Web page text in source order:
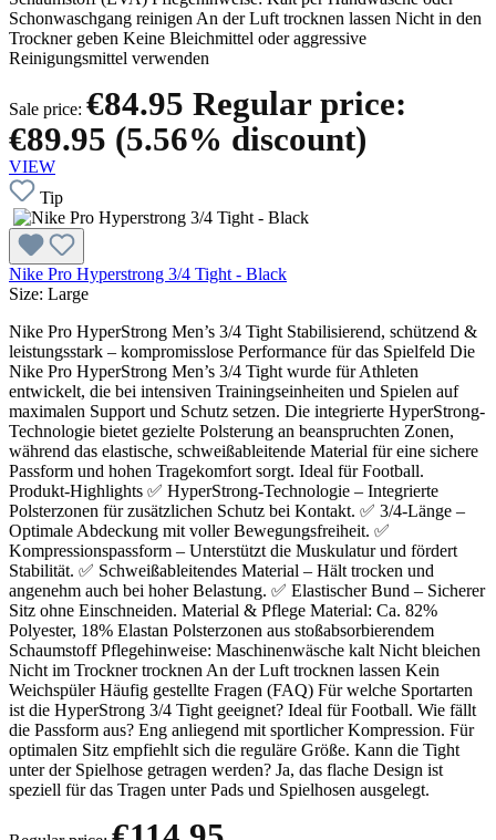
Schonwaschgang reinigen An der Luft trocknen lassen Nicht in den
Trockner geben Keine Bleichmittel oder aggressive
Reinigungsmittel verwenden
Sale price: €84.95 Regular price:
€89.95 (5.56% discount)
VIEW
Tip
Nike Pro Hyperstrong 3/4 Tight - Black
Size: Large
Nike Pro HyperStrong Men’s 3/4 Tight Stabilisierend, schützend &
leistungsstark – kompromisslose Performance für das Spielfeld Die
Nike Pro HyperStrong Men’s 3/4 Tight wurde für Athleten
entwickelt, die bei intensiven Trainingseinheiten und Spielen auf
maximalen Support und Schutz setzen. Die integrierte HyperStrong-
Technologie bietet gezielte Polsterung an beanspruchten Zonen,
während das elastische, schweißableitende Material für eine sichere
Passform und hohen Tragekomfort sorgt. Ideal für Football.
Produkt-Highlights ✅ HyperStrong-Technologie – Integrierte
Polsterzonen für zusätzlichen Schutz bei Kontakt. ✅ 3/4-Länge –
Optimale Abdeckung mit voller Bewegungsfreiheit. ✅
Kompressionspassform – Unterstützt die Muskulatur und fördert
Stabilität. ✅ Schweißableitendes Material – Hält trocken und
angenehm auch bei hoher Belastung. ✅ Elastischer Bund – Sicherer
Sitz ohne Einschneiden. Material & Pflege Material: Ca. 82%
Polyester, 18% Elastan Polsterzonen aus stoßabsorbierendem
Schaumstoff Pflegehinweise: Maschinenwäsche kalt Nicht bleichen
Nicht im Trockner trocknen An der Luft trocknen lassen Kein
Weichspüler Häufig gestellte Fragen (FAQ) Für welche Sportarten
ist die HyperStrong 3/4 Tight geeignet? Ideal für Football. Wie fällt
die Passform aus? Eng anliegend mit sportlicher Kompression. Für
optimalen Sitz empfiehlt sich die reguläre Größe. Kann die Tight
unter der Spielhose getragen werden? Ja, das flache Design ist
speziell für das Tragen unter Pads und Spielhosen ausgelegt.